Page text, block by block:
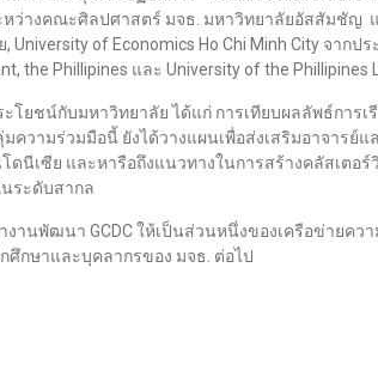
ว่างคณะศิลปศาสตร์ มจธ. มหาวิทยาลัยอัสสัมชัญ
of Economics Ho Chi Minh City จากป
the Phillipines และ University of the
โยชน์กับมหาวิทยาลัย ได้แก่ การเทียบผลลัพธ์กา
วามร่วมมือนี้ ยังได้วางแผนเพื่อส่งเสริมอาจาร
ดนีเซีย และหารือถึงแนวทางในการสร้างคลัสเตอ
ระดับสากล
านพัฒนา GCDC ให้เป็นส่วนหนึ่งของเครือข่ายค
กษาและบุคลากรของ มจธ. ต่อไป